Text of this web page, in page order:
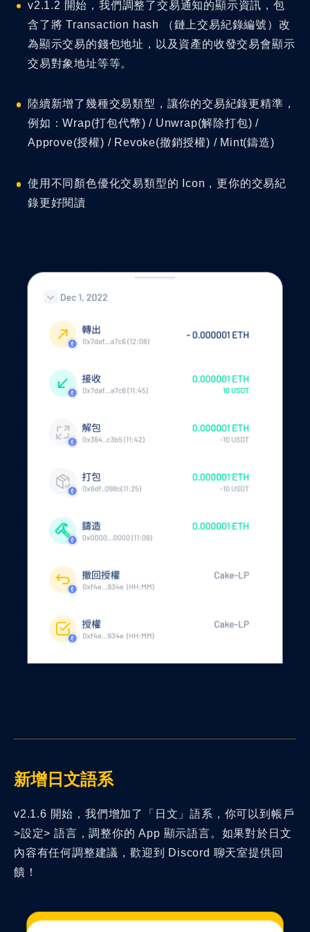
v2.1.2 開始，我們調整了交易通知的顯示資訊，包
含了將 Transaction hash （鏈上交易紀錄編號）改
為顯示交易的錢包地址，以及資產的收發交易會顯示
交易對象地址等等。
陸續新增了幾種交易類型，讓你的交易紀錄更精準，
例如：Wrap(打包代幣) / Unwrap(解除打包) /
Approve(授權) / Revoke(撤銷授權) / Mint(鑄造)
使用不同顏色優化交易類型的 Icon，更你的交易紀
錄更好閱讀
新增日文語系
v2.1.6 開始，我們增加了「日文」語系，你可以到帳戶
>設定> 語言，調整你的 App 顯示語言。如果對於日文
內容有任何調整建議，歡迎到 Discord 聊天室提供回
饋！